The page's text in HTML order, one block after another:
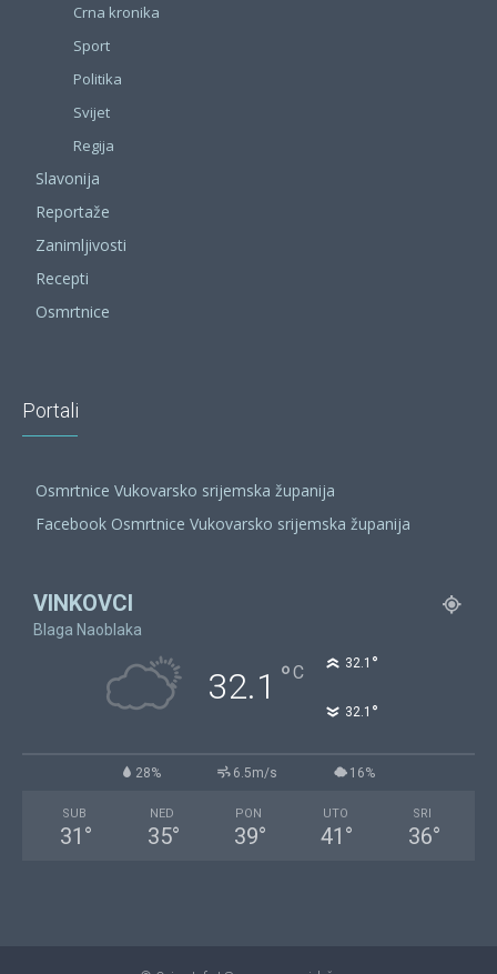
Crna kronika
Sport
Politika
Svijet
Regija
Slavonija
Reportaže
Zanimljivosti
Recepti
Osmrtnice
Portali
Osmrtnice Vukovarsko srijemska županija
Facebook Osmrtnice Vukovarsko srijemska županija
VINKOVCI
Blaga Naoblaka
32.1 °C 32.1 °
32.1 °
28% 6.5m/s 16%
SUB
31 °
NED
35°
PON
39°
UTO
41 °
SRI
36°